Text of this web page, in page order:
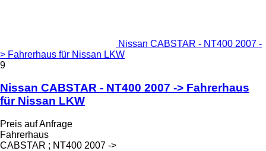
Nissan CABSTAR - NT400 2007 -
> Fahrerhaus für Nissan LKW
9
Nissan CABSTAR - NT400 2007 -> Fahrerhaus
für Nissan LKW
Preis auf Anfrage
Fahrerhaus
CABSTAR ; NT400 2007 ->